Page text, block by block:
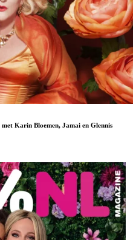
Karin Bloemen, Jamai en Glennis